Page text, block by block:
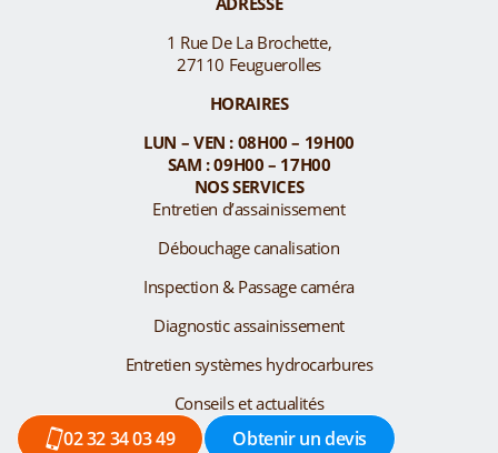
1 Rue De La Brochette,
27110 Feuguerolles
HORAIRES
LUN – VEN : 08H00 – 19H00
SAM : 09H00 – 17H00
NOS SERVICES
Entretien d’assainissement
Débouchage canalisation
Inspection & Passage caméra
Diagnostic assainissement
Entretien systèmes hydrocarbures
Conseils et actualités
02 32 34 03 49 Obtenir un devis